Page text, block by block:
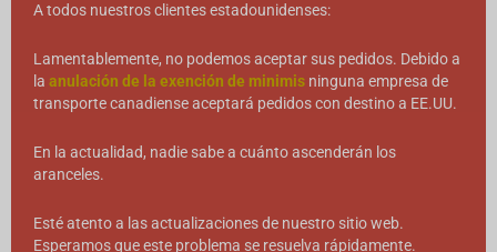
A todos nuestros clientes estadounidenses:
Lamentablemente, no podemos aceptar sus pedidos. Debido a
la anulación de la exención de minimis ninguna empresa de
transporte canadiense aceptará pedidos con destino a EE.UU.
En la actualidad, nadie sabe a cuánto ascenderán los
aranceles.
Esté atento a las actualizaciones de nuestro sitio web.
Esperamos que este problema se resuelva rápidamente.